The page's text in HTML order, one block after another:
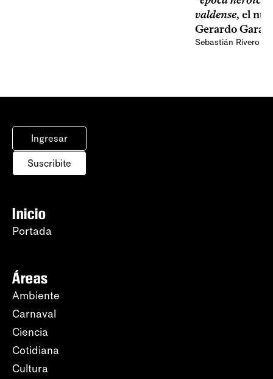
valdense, el
Gerardo
Sebastián Rivero
Ingresar
Suscribite
Inicio
Portada
Áreas
Ambiente
Carnaval
Ciencia
Cotidiana
Cultura